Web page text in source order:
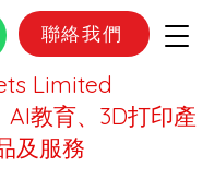
Limited
AI教育、3D打印產
及服務
聯絡我們